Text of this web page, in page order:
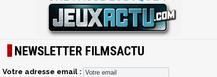
NEWSLETTER FILMSACTU
Votre adresse email :